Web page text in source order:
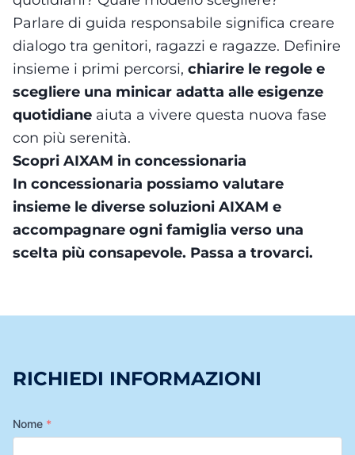
Parlare di guida responsabile significa creare
dialogo tra genitori, ragazzi e ragazze. Definire
insieme i primi percorsi, chiarire le regole e
scegliere una minicar adatta alle esigenze
quotidiane aiuta a vivere questa nuova fase
con più serenità.
Scopri AIXAM in concessionaria
In concessionaria possiamo valutare
insieme le diverse soluzioni AIXAM e
accompagnare ogni famiglia verso una
scelta più consapevole. Passa a trovarci.
RICHIEDI INFORMAZIONI
Nome *